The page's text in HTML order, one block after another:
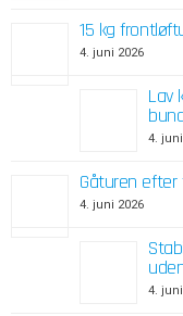
15 kg
4. juni 2026
Lav
4.
Gåturen
4. juni 2026
4.